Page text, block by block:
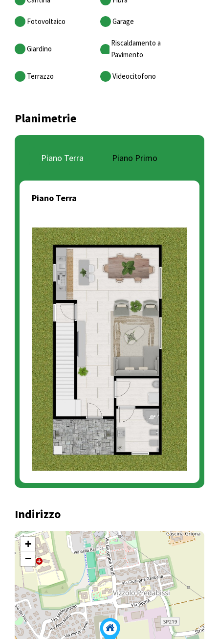
Fotovoltaico Garage
Giardino
Riscaldamento a
Pavimento
Terrazzo Videocitofono
Planimetrie
Piano Terra Piano Primo
Piano Terra
Indirizzo
+
−